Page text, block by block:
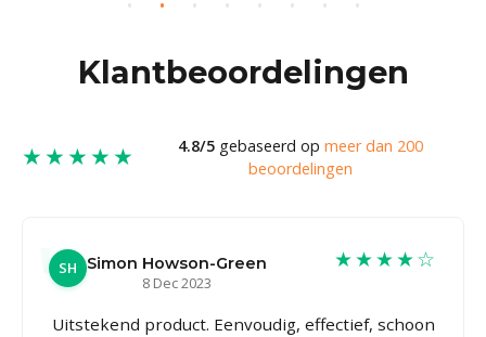
Klantbeoordelingen
★★★★★ 4.8/5gebaseerd op meer dan 200
beoordelingen
SH Simon Howson-Green
8 Dec 2023
★★★★☆
Uitstekend product. Eenvoudig, effectief, schoon